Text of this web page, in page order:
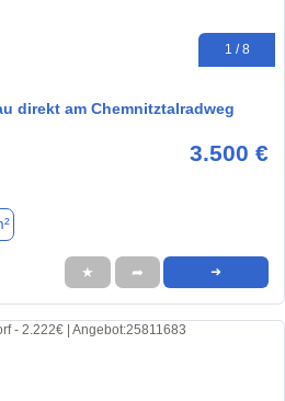
1 / 8
direkt am Chemnitztalradweg
3.500 €
★ ➦ ➜